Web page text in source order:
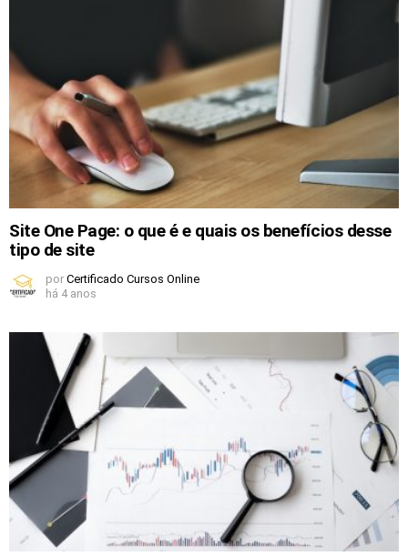
Site One Page: o que é e quais os benefícios desse
tipo de site
por Certificado Cursos Online
há 4 anos